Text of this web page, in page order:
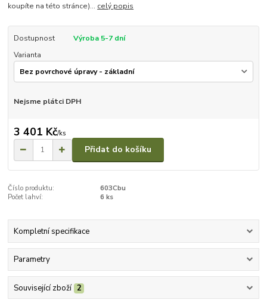
koupíte na této stránce)... celý popis
Dostupnost
Výroba 5-7 dní
Varianta
Nejsme plátci DPH
3 401 Kč/ks
Přidat do košíku
Číslo produktu:
603Cbu
Počet lahví:
6 ks
Kompletní specifikace
Parametry
Související zboží 2